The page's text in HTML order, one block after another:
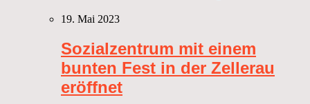
19. Mai 2023
Sozialzentrum mit einem
bunten Fest in der Zellerau
eröffnet